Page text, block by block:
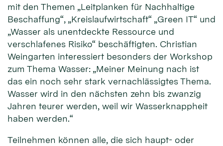
mit den Themen „Leitplanken für Nachhaltige
Beschaffung“, „Kreislaufwirtschaft“ „Green IT“ und
„Wasser als unentdeckte Ressource und
verschlafenes Risiko“ beschäftigten. Christian
Weingarten interessiert besonders der Workshop
zum Thema Wasser: „Meiner Meinung nach ist
das ein noch sehr stark vernachlässigtes Thema.
Wasser wird in den nächsten zehn bis zwanzig
Jahren teurer werden, weil wir Wasserknappheit
haben werden.“
Teilnehmen können alle, die sich haupt- oder